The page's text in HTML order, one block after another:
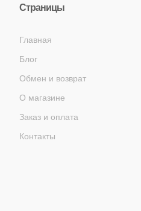
Страницы
Главная
Блог
Обмен и возврат
О магазине
Заказ и оплата
Контакты